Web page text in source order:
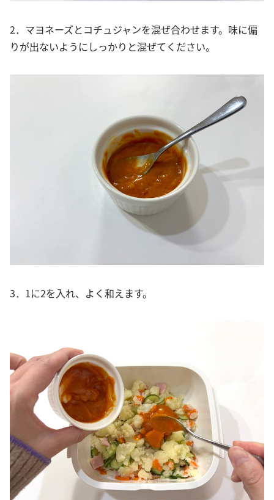
2．マヨネーズとコチュジャンを混ぜ合わせます。味に偏
りが出ないようにしっかりと混ぜてください。
3．1に2を入れ、よく和えます。